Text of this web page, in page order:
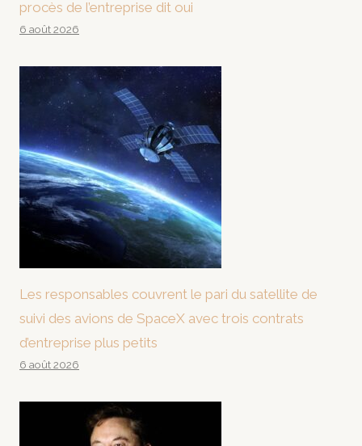
procès de l’entreprise dit oui
6 août 2026
Les responsables couvrent le pari du satellite de
suivi des avions de SpaceX avec trois contrats
d’entreprise plus petits
6 août 2026